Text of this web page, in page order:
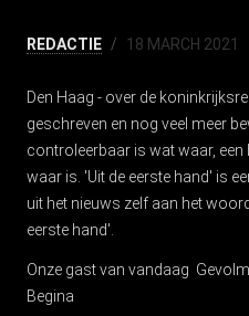
REDACTIE 18 MARCH 2021
Den Haag - over de
geschreven en nog veel meer
controleerbaar is wat waar,
waar is. 'Uit de eerste hand' is
uit het nieuws zelf aan het
eerste hand'.
Onze gast van vandaag
Begina